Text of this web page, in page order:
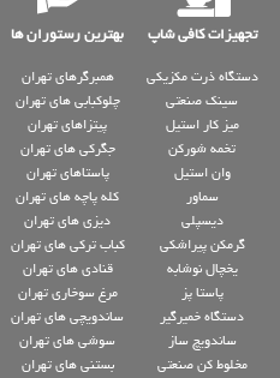
تجهیزات کافی شاپ بهترین رستوران ها
دستگاه ذرت مکزیکی
سینک صنعتی
میز کار استیل
تخمه شورکن
وان استیل
سماور
دیسپلی
گرمکن پیراشکی
یخچال نوشابه
پاستا پز
دستگاه خمیرگیر
ساندویچ ساز
مخلوط کن صنعتی
همبرگرهای تهران
چلوکبابی های تهران
پیتزاهای تهران
جگرکی های تهران
پاستاهای تهران
کله پاچه های تهران
دیزی های تهران
کباب ترکی های تهران
قنادی های تهران
مرغ سوخاری تهران
ساندویچی های تهران
سوشی های تهران
بستنی های تهران